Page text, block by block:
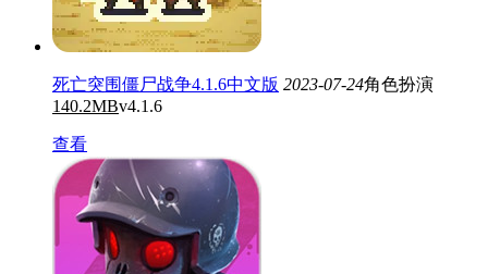
死亡突围僵尸战争4.1.6中文版 2023-07-24角色扮演
140.2MBv4.1.6
查看